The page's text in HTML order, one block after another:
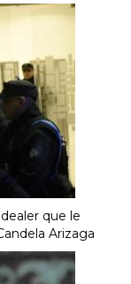
que le
Arizaga